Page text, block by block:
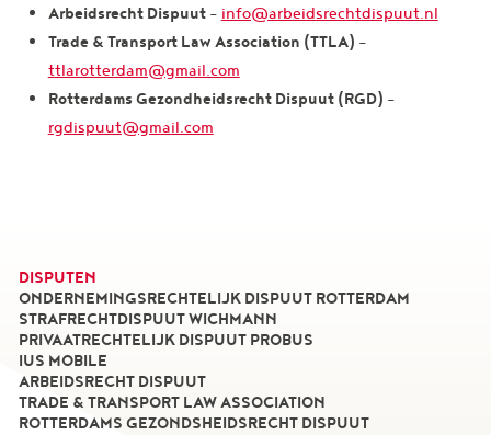
Arbeidsrecht Dispuut– info@arbeidsrechtdispuut.nl
Trade & Transport Law Association (TTLA) –
ttlarotterdam@gmail.com
Rotterdams Gezondheidsrecht Dispuut (RGD) –
rgdispuut@gmail.com
DISPUTEN
ONDERNEMINGSRECHTELIJK DISPUUT ROTTERDAM
STRAFRECHTDISPUUT WICHMANN
PRIVAATRECHTELIJK DISPUUT PROBUS
IUS MOBILE
ARBEIDSRECHT DISPUUT
TRADE & TRANSPORT LAW ASSOCIATION
ROTTERDAMS GEZONDSHEIDSRECHT DISPUUT